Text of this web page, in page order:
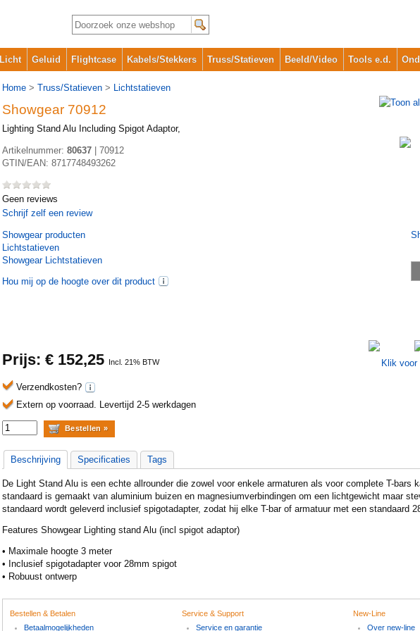
Licht Geluid Flightcase Kabels/Stekkers Truss/Statieven Beeld/Video Tools e.d.
Home > Truss/Statieven > Lichtstatieven
Showgear 70912
Lighting Stand Alu Including Spigot Adaptor,
Artikelnummer: 80637
70912
GTIN/EAN: 8717748493262
Geen reviews
Schrijf zelf een review
Showgearproducten
Lichtstatieven
Showgear Lichtstatieven
Hou mij op de hoogte over dit product
Prijs: € 152,25 Incl. 21% BTW
Verzendkosten?
Extern op voorraad. Levertijd 2-5 werkdagen
Beschrijving Specificaties Tags
De Light Stand Alu is een echte allrounder die zowel voor enkele armaturen als voor complete T-bars
standaard is gemaakt van aluminium buizen en magnesiumverbindingen om een lichtgewicht maar
standaard wordt geleverd inclusief spigotadapter, zodat hij elke T-bar of armatuur met een standaard
Features Showgear Lighting stand Alu (incl spigot adaptor)
• Maximale hoogte 3 meter
• Inclusief spigotadapter voor 28mm spigot
• Robuust ontwerp
Bestellen & Betalen
Betaalmogelijkheden
Service & Support
Service en garantie
New-Line
Over new-line